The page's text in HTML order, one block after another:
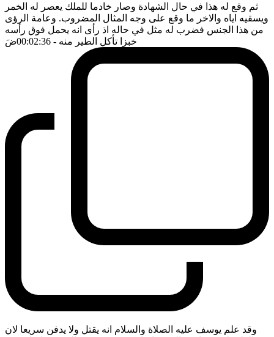
ثم وقع له هذا في حال الشهادة وصار خادما للملك يعصر له الخمر
ويسقيه اياه والاخر ما وقع على وجه المثال المضروب. وعامة الرؤى
من هذا الجنس فضرب له مثل في حاله اذ رأى انه يحمل فوق رأسه
خبزا تأكل الطير منه - 00:02:36 ضَ
وقد علم يوسف عليه الصلاة والسلام انه يقتل ولا يدفن سريعا لان